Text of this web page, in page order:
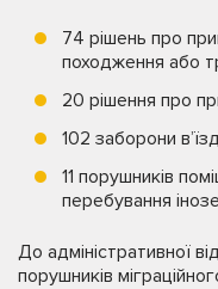
74 рішень про
походження або
20 рішення про
102 заборони
11 порушників
перебування
До адміністративної
порушників